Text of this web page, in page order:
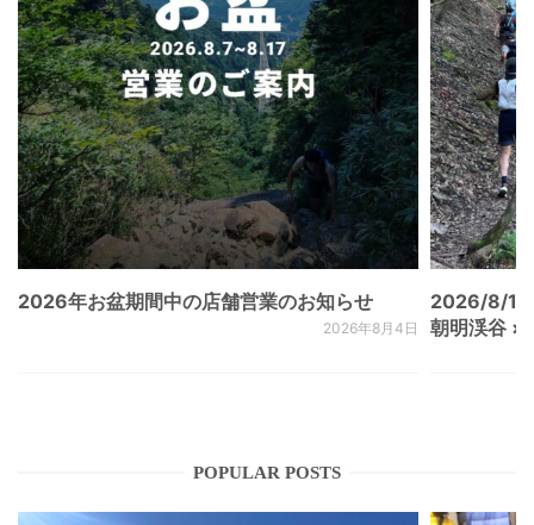
2026年お盆期間中の店舗営業のお知らせ
2026年8月4日
2026/8/
朝明渓谷 ×
POPULAR POSTS